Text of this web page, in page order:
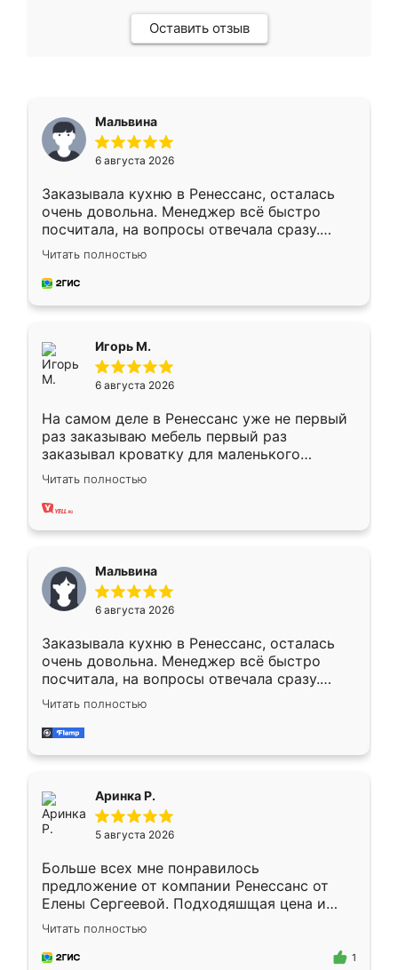
Оставить отзыв
Мальвина
6 августа 2026
Заказывала кухню в Ренессанс, осталась
очень довольна. Менеджер всё быстро
посчитала, на вопросы отвечала сразу.
Замерщик приехал в субботу, подошёл к
делу со всей ответственностью. Собрали
за день, ребята работали аккуратно, даже
Читать полностью
Игорь М.
6 августа 2026
На самом деле в Ренессанс уже не первый
раз заказываю мебель первый раз
заказывал кроватку для маленького
ребёнка при его рождении ,во второй раз
заказал шкаф-купе. По качеству очень
хорошее сборка достаточно быстрая,
меньше, здесь же он более разнообразный.
Мне нравится ,если что-то потребуется из
мебели буду заказывать только здесь.
Читать полностью
Мальвина
6 августа 2026
Заказывала кухню в Ренессанс, осталась
очень довольна. Менеджер всё быстро
посчитала, на вопросы отвечала сразу.
Замерщик приехал в субботу, подошёл к
делу со всей ответственностью. Собрали
за день, ребята работали аккуратно, даже
Читать полностью
Аринка Р.
5 августа 2026
Больше всех мне понравилось
предложение от компании Ренессанс от
Елены Сергеевой. Подходяшщая цена и
короткие сроки изготовления. Приехавший
для замера сотрудник Владислав
предложил по моему эскизу самый
Читать полностью
1